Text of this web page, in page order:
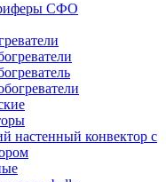
СФО
настенный конвектор с